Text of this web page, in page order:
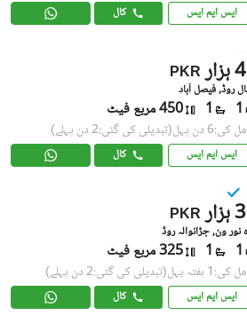
ایس ایم ایس کال
PKR
روڈ, فیصل آباد
1
1 450 مربع فیٹ
دن پہل (تبدیلی کی گئی:2 دن پہلے)
ایس ایم ایس کال
PKR
نور ون, جڑانوالہ روڈ
1
1 325 مربع فیٹ
ہفتہ پہل (تبدیلی کی گئی:2 دن پہلے)
ایس ایم ایس کال